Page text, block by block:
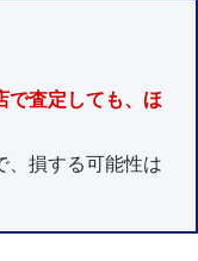
で査定しても、ほ
、損する可能性は